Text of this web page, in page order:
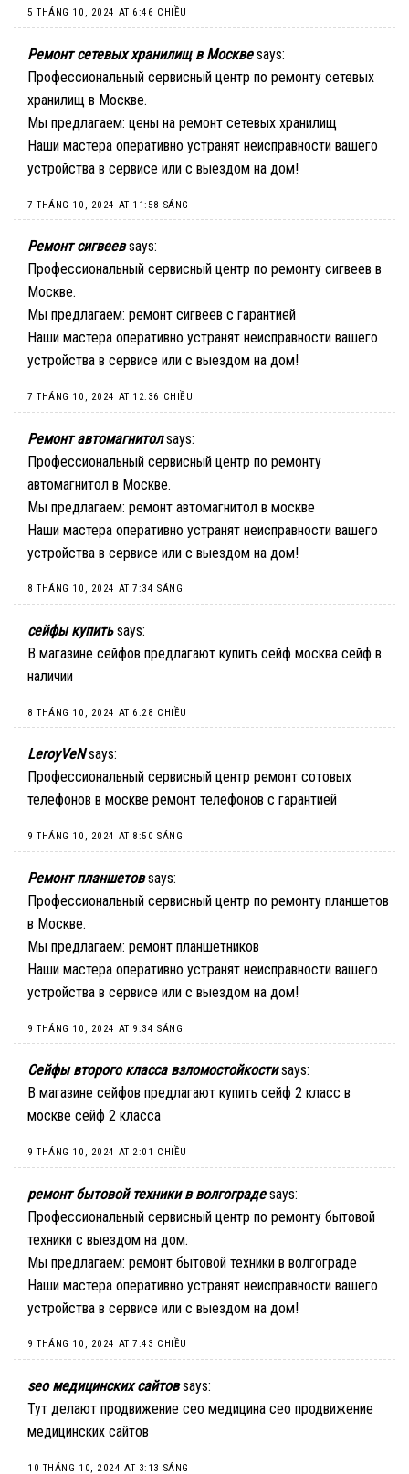
5 THÁNG 10, 2024 AT 6:46 CHIỀU
Ремонт сетевых хранилищ в Москве says:
Профессиональный сервисный центр по ремонту сетевых
хранилищ в Москве.
Мы предлагаем: цены на ремонт сетевых хранилищ
Наши мастера оперативно устранят неисправности вашего
устройства в сервисе или с выездом на дом!
7 THÁNG 10, 2024 AT 11:58 SÁNG
Ремонт сигвеев says:
Профессиональный сервисный центр по ремонту сигвеев в
Москве.
Мы предлагаем: ремонт сигвеев с гарантией
Наши мастера оперативно устранят неисправности вашего
устройства в сервисе или с выездом на дом!
7 THÁNG 10, 2024 AT 12:36 CHIỀU
Ремонт автомагнитол says:
Профессиональный сервисный центр по ремонту
автомагнитол в Москве.
Мы предлагаем: ремонт автомагнитол в москве
Наши мастера оперативно устранят неисправности вашего
устройства в сервисе или с выездом на дом!
8 THÁNG 10, 2024 AT 7:34 SÁNG
сейфы купить says:
В магазине сейфов предлагают купить сейф москва сейф в
наличии
8 THÁNG 10, 2024 AT 6:28 CHIỀU
LeroyVeN says:
Профессиональный сервисный центр ремонт сотовых
телефонов в москве ремонт телефонов с гарантией
9 THÁNG 10, 2024 AT 8:50 SÁNG
Ремонт планшетов says:
Профессиональный сервисный центр по ремонту планшетов
в Москве.
Мы предлагаем: ремонт планшетников
Наши мастера оперативно устранят неисправности вашего
устройства в сервисе или с выездом на дом!
9 THÁNG 10, 2024 AT 9:34 SÁNG
Сейфы второго класса взломостойкости says:
В магазине сейфов предлагают купить сейф 2 класс в
москве сейф 2 класса
9 THÁNG 10, 2024 AT 2:01 CHIỀU
ремонт бытовой техники в волгограде says:
Профессиональный сервисный центр по ремонту бытовой
техники с выездом на дом.
Мы предлагаем: ремонт бытовой техники в волгограде
Наши мастера оперативно устранят неисправности вашего
устройства в сервисе или с выездом на дом!
9 THÁNG 10, 2024 AT 7:43 CHIỀU
seo медицинских сайтов says:
Тут делают продвижение сео медицина сео продвижение
медицинских сайтов
10 THÁNG 10, 2024 AT 3:13 SÁNG